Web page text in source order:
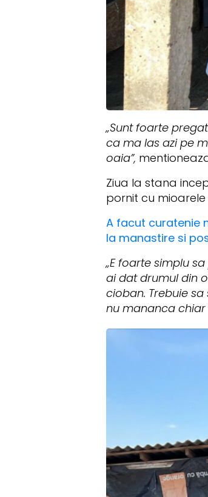
„Sunt foarte
ca ma las azi pe
oaia”,
Ziua la stana
pornit cu
A facut curatenie
la manastire si
„E foarte simplu
ai dat drumul din
cioban. Trebuie
nu mananca chiar